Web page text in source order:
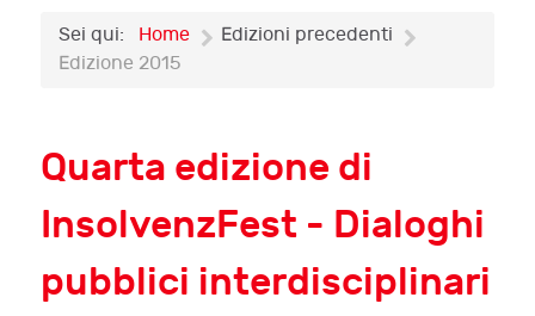
Sei qui: Home
Edizioni precedenti
Edizione 2015
Quarta edizione di
InsolvenzFest - Dialoghi
pubblici interdisciplinari